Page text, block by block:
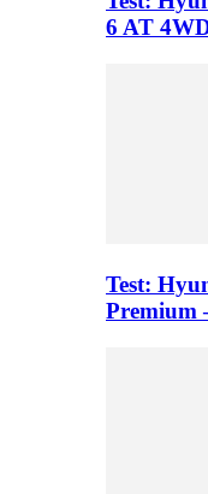
6 AT
Test:
Premium